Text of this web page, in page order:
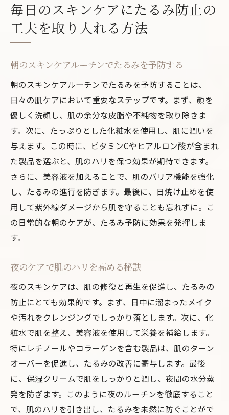
クレンジングの選び方でたるみを防ぐ
環境要因を考慮したスキンケアの提案
たるみ専用の美容液の選び方
保湿クリームで肌に潤いを与える
クレンジングオイルでしっかりメイクを落
とす
日焼け止めで紫外線から肌を守る
オーガニック製品で肌に優しいたるみ対策
エイジングケアに適したアイテムの見極め
方
サイズ
毎日5分でできる顔トレーニング
リンパマッサージでむくみを解消
顔のツボ押しでたるみを防ぐ
顔のストレッチで肌にハリを与える
自然派スキンケアで肌に優しくたるみ防止
オーガニック成分のメリットを知る
自然由来のクレンザーで肌を清潔に保つ
植物オイルで肌を保湿する方法
毎日のスキンケアにたるみ防止の
工夫を取り入れる方法
朝のスキンケアルーチンでたるみを予防する
朝のスキンケアルーチンでたるみを予防することは、
日々の肌ケアにおいて重要なステップです。まず、顔を
優しく洗顔し、肌の余分な皮脂や不純物を取り除きま
す。次に、たっぷりとした化粧水を使用し、肌に潤いを
与えます。この時に、ビタミンCやヒアルロン酸が含まれ
た製品を選ぶと、肌のハリを保つ効果が期待できます。
さらに、美容液を加えることで、肌のバリア機能を強化
し、たるみの進行を防ぎます。最後に、日焼け止めを使
用して紫外線ダメージから肌を守ることも忘れずに。こ
の日常的な朝のケアが、たるみ予防に効果を発揮しま
す。
夜のケアで肌のハリを高める秘訣
夜のスキンケアは、肌の修復と再生を促進し、たるみの
防止にとても効果的です。まず、日中に溜まったメイク
や汚れをクレンジングでしっかり落とします。次に、化
粧水で肌を整え、美容液を使用して栄養を補給します。
特にレチノールやコラーゲンを含む製品は、肌のターン
オーバーを促進し、たるみの改善に寄与します。最後
に、保湿クリームで肌をしっかりと潤し、夜間の水分蒸
発を防ぎます。このように夜のルーチンを徹底すること
で、肌のハリを引き出し、たるみを未然に防ぐことがで